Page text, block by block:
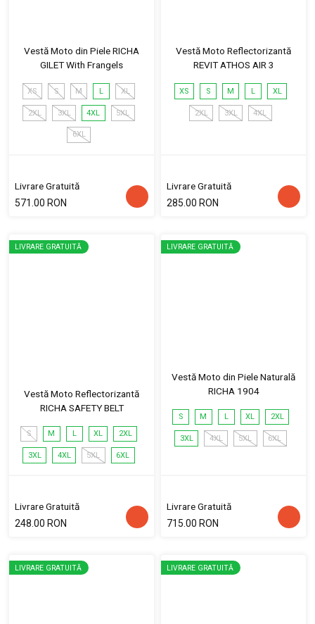
Vestă Moto din Piele RICHA
GILET With Frangels
XS S M L XL
2XL 3XL 4XL 5XL
6XL
Livrare Gratuită
571.00 RON
Vestă Moto Reflectorizantă
REVIT ATHOS AIR 3
XS S M L XL
2XL 3XL 4XL
Livrare Gratuită
285.00 RON
LIVRARE GRATUITĂ
Vestă Moto Reflectorizantă
RICHA SAFETY BELT
S M L XL 2XL
3XL 4XL 5XL 6XL
Livrare Gratuită
248.00 RON
LIVRARE GRATUITĂ
Vestă Moto din Piele Naturală
RICHA 1904
S M L XL 2XL
3XL 4XL 5XL 6XL
Livrare Gratuită
715.00 RON
LIVRARE GRATUITĂ LIVRARE GRATUITĂ